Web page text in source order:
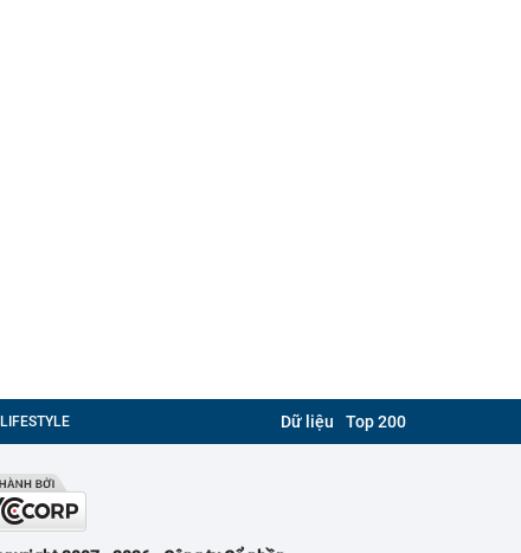
LIFESTYLE Dữ liệu Top 200